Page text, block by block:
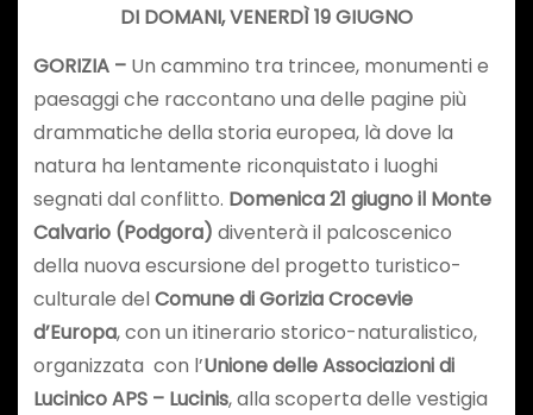
DI DOMANI, VENERDÌ 19 GIUGNO
GORIZIA –Un cammino tra trincee, monumenti e
paesaggi che raccontano una delle pagine più
drammatiche della storia europea, là dove la
natura ha lentamente riconquistato i luoghi
segnati dal conflitto. Domenica 21 giugno il Monte
Calvario (Podgora) diventerà il palcoscenico
della nuova escursione del progetto turistico-
culturale delComune di GoriziaCrocevie
d’Europa, con un itinerario storico-naturalistico,
organizzata con l’Unione delle Associazioni di
Lucinico APS – Lucinis, alla scoperta delle vestigia